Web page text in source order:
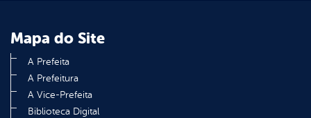
Mapa do Site
A Prefeita
A Prefeitura
A Vice-Prefeita
Biblioteca Digital